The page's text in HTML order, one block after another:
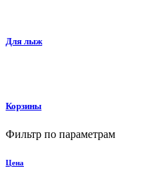
Для лыж
Корзины
Фильтр по параметрам
Цена